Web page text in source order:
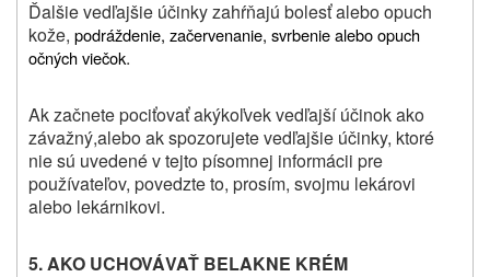
Ďalšie vedľajšie účinky zahŕňajú bolesť alebo opuch
kože, podráždenie, začervenanie, svrbenie alebo opuch
očných viečok.
Ak začnete pociťovať akýkoľvek vedľajší účinok ako
závažný,alebo ak spozorujete vedľajšie účinky, ktoré
nie sú uvedené v tejto písomnej informácii pre
používateľov, povedzte to, prosím, svojmu lekárovi
alebo lekárnikovi.
5. AKO UCHOVÁVAŤ BELAKNE KRÉM